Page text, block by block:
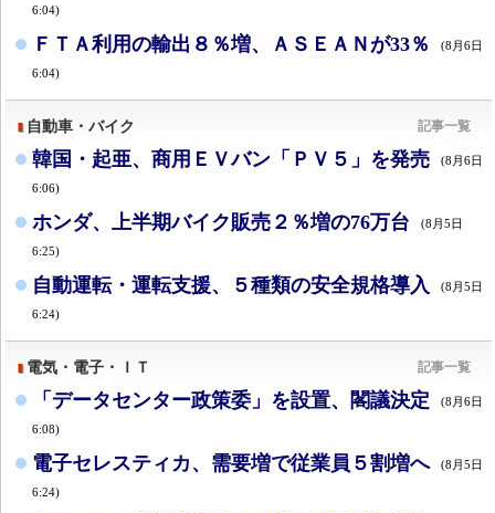
6:04)
ＦＴＡ利用の輸出８％増、ＡＳＥＡＮが33％ (8月6日
6:04)
自動車・バイク 記事一覧
韓国・起亜、商用ＥＶバン「ＰＶ５」を発売 (8月6日
6:06)
ホンダ、上半期バイク販売２％増の76万台 (8月5日
6:25)
自動運転・運転支援、５種類の安全規格導入 (8月5日
6:24)
電気・電子・ＩＴ 記事一覧
「データセンター政策委」を設置、閣議決定 (8月6日
6:08)
電子セレスティカ、需要増で従業員５割増へ (8月5日
6:24)